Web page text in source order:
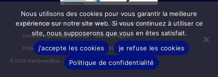
Moyen de paiement Guide des tailles Livraison en France
Conditions générales de ventes Mentions légales
Politique de confidentialité de Mainlynes Blue Contact
© 2026 Mainlynes Blue
Nous utilisons des cookies pour vous garantir la meilleure
expérience sur notre site web. Si vous continuez à utiliser ce
site, nous supposerons que vous en êtes satisfait.
j'accepte les cookies
je refuse les cookies
Politique de confidentialité